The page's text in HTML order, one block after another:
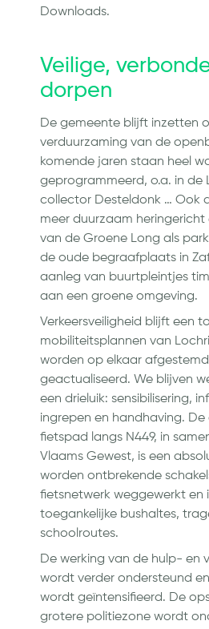
Downloads.
Veilige,
dorpen
De gemeente blijft inzetten
verduurzaming van de
komende jaren staan heel
geprogrammeerd, o.a. in de
collector Desteldonk … Ook
meer duurzaam
van de Groene Long als
de oude begraafplaats in
aanleg van buurtpleintjes
aan een groene omgeving.
Verkeersveiligheid blijft een
mobiliteitsplannen van
worden op elkaar
geactualiseerd. We blijven
een drieluik: sensibilisering,
ingrepen en handhaving.
fietspad langs N449, in
Vlaams Gewest, is een
worden ontbrekende
fietsnetwerk weggewerkt en
toegankelijke bushaltes,
schoolroutes.
De werking van de hulp- en
wordt verder ondersteund
wordt geïntensifieerd. De
grotere politiezone wordt